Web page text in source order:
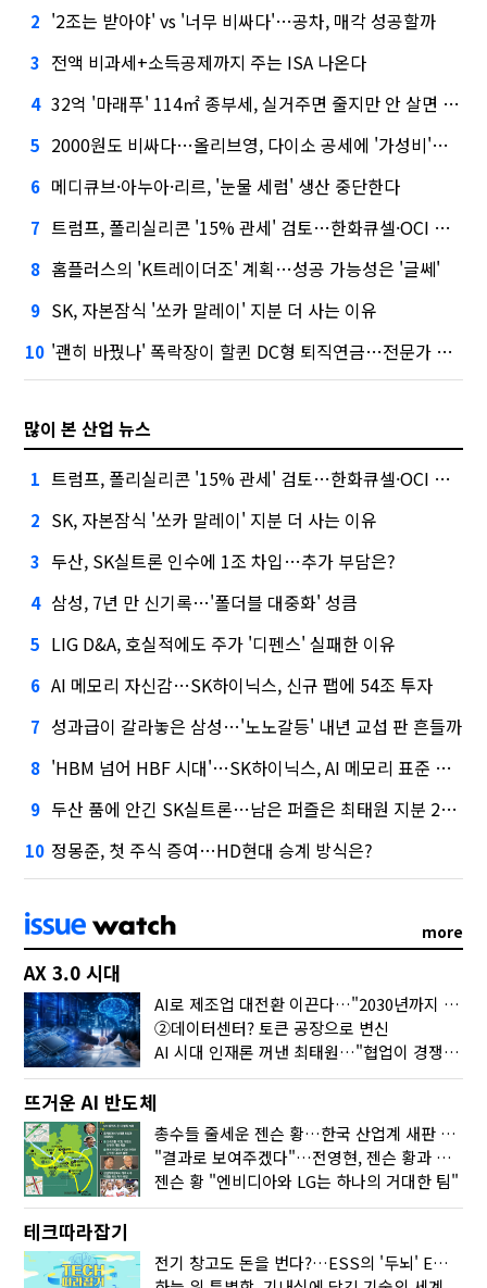
2 '2조는 받아야' vs '너무 비싸다'…공차, 매각 성공할까
3 전액 비과세+소득공제까지 주는 ISA 나온다
4 32억 '마래푸' 114㎡ 종부세, 실거주면 줄지만 안 살면 2.5배
5 2000원도 비싸다…올리브영, 다이소 공세에 '가성비'로 맞불
6 메디큐브·아누아·리르, '눈물 세럼' 생산 중단한다
7 트럼프, 폴리실리콘 '15% 관세' 검토…한화큐셀·OCI 영향은?
8 홈플러스의 'K트레이더조' 계획…성공 가능성은 '글쎄'
9 SK, 자본잠식 '쏘카 말레이' 지분 더 사는 이유
10 '괜히 바꿨나' 폭락장이 할퀸 DC형 퇴직연금…전문가 조언은
많이 본 산업 뉴스
1 트럼프, 폴리실리콘 '15% 관세' 검토…한화큐셀·OCI 영향은?
2 SK, 자본잠식 '쏘카 말레이' 지분 더 사는 이유
3 두산, SK실트론 인수에 1조 차입…추가 부담은?
4 삼성, 7년 만 신기록…'폴더블 대중화' 성큼
5 LIG D&A, 호실적에도 주가 '디펜스' 실패한 이유
6 AI 메모리 자신감…SK하이닉스, 신규 팹에 54조 투자
7 성과급이 갈라놓은 삼성…'노노갈등' 내년 교섭 판 흔들까
8 'HBM 넘어 HBF 시대'…SK하이닉스, AI 메모리 표준 선점 나섰다
9 두산 품에 안긴 SK실트론…남은 퍼즐은 최태원 지분 29.4%
10 정몽준, 첫 주식 증여…HD현대 승계 방식은?
more
AX 3.0 시대
AI로 제조업 대전환 이끈다…"2030년까지 민관합동 20조 투자"
②데이터센터? 토큰 공장으로 변신
AI 시대 인재론 꺼낸 최태원…"협업이 경쟁력"
뜨거운 AI 반도체
총수들 줄세운 젠슨 황…한국 산업계 새판 짰다
"결과로 보여주겠다"…전영현, 젠슨 황과 HBM5 논의
젠슨 황 "엔비디아와 LG는 하나의 거대한 팀"
테크따라잡기
전기 창고도 돈을 번다?…ESS의 '두뇌' EMO가 뭐길래